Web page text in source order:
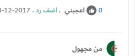
0 اعجبني .اضف رد.
12-2017
من مجهول